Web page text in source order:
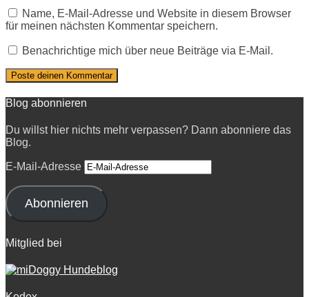
Name, E-Mail-Adresse und Website in diesem Browser
für meinen nächsten Kommentar speichern.
Benachrichtige mich über neue Beiträge via E-Mail.
Blog abonnieren
Du willst hier nichts mehr verpassen? Dann abonniere das
Blog.
E-Mail-Adresse
Abonnieren
Mitglied bei